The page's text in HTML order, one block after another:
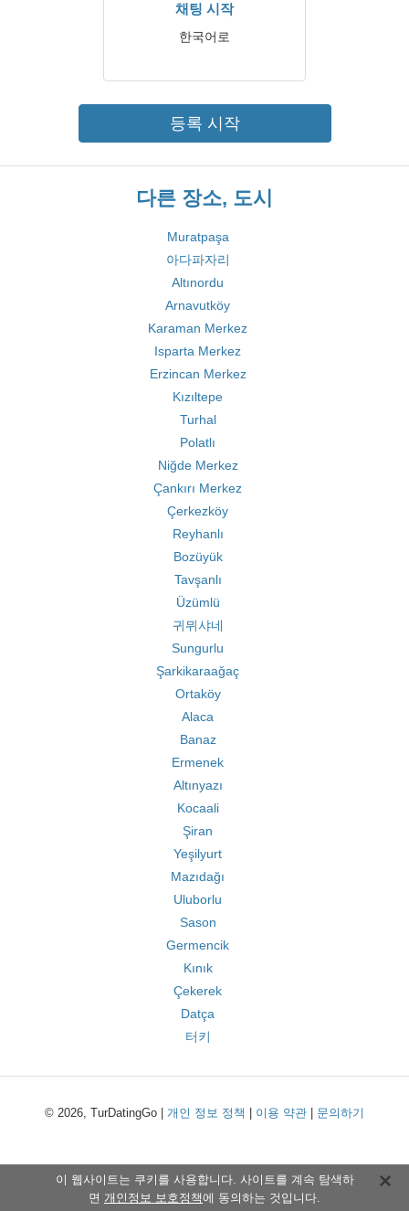
채팅 시작
한국어로
등록 시작
다른 장소, 도시
Muratpaşa
아다파자리
Altınordu
Arnavutköy
Karaman Merkez
Isparta Merkez
Erzincan Merkez
Kızıltepe
Turhal
Polatlı
Niğde Merkez
Çankırı Merkez
Çerkezköy
Reyhanlı
Bozüyük
Tavşanlı
Üzümlü
귀뮈샤네
Sungurlu
Şarkikaraağaç
Ortaköy
Alaca
Banaz
Ermenek
Altınyazı
Kocaali
Şiran
Yeşilyurt
Mazıdağı
Uluborlu
Sason
Germencik
Kınık
Çekerek
Datça
터키
© 2026, TurDatingGo | 개인 정보 정책 이용 약관 문의하기
이 웹사이트는 쿠키를 사용합니다. 사이트를 계속 탐색하
면 개인정보 보호정책에 동의하는 것입니다.